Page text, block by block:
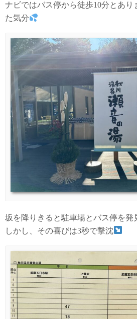
ナビではバス停から徒歩10分とあり
た気分
坂を降りきると駐車場とバス停を発
しかし、その喜びは3秒で撃沈